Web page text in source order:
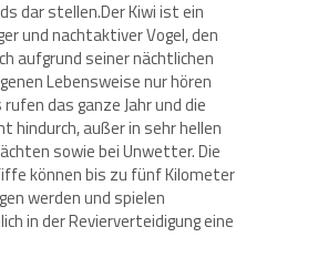
dar stellen.Der Kiwi ist ein
und nachtaktiver Vogel, den
aufgrund seiner nächtlichen
Lebensweise nur hören
rufen das ganze Jahr und die
hindurch, außer in sehr hellen
sowie bei Unwetter.Die
können bis zu fünf Kilometer
werden und spielen
in der Revierverteidigung eine